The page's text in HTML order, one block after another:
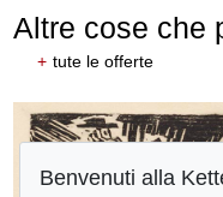
Altre cose che
+ tute le offerte
Benvenuti alla